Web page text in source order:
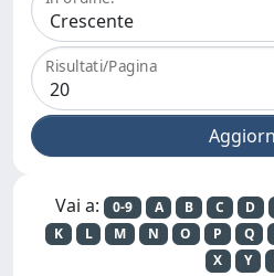
Risultati/Pagina
Vai a: 0-9 A B C D
K
L M N O P Q
X
Y